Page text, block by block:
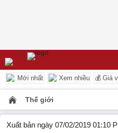
Mới nhất Xem nhiều 💰 Giá
Thế giới
Xuất bản ngày 07/02/2019 01:10